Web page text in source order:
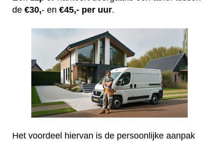
de €30,- en €45,- per uur.
Het voordeel hiervan is de persoonlijke aanpak